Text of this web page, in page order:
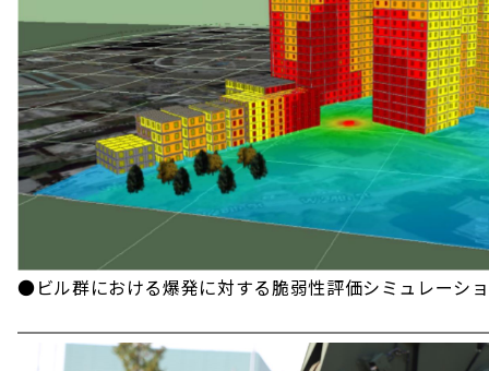
●ビル群における爆発に対する脆弱性評価シミュレーシ